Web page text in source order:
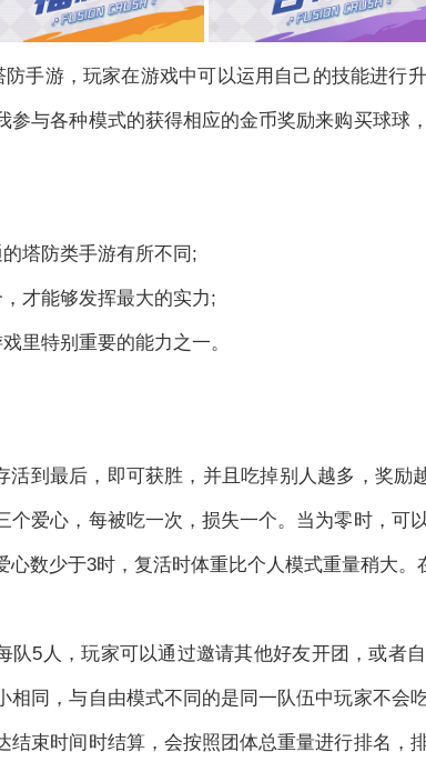
手游，玩家在游戏中可以运用自己的技能进行
参与各种模式的获得相应的金币奖励来购买球球
塔防类手游有所不同;
才能够发挥最大的实力;
特别重要的能力之一。
到最后，即可获胜，并且吃掉别人越多，奖励
个爱心，每被吃一次，损失一个。当为零时，可
数少于3时，复活时体重比个人模式重量稍大。
5人，玩家可以通过邀请其他好友开团，或者
相同，与自由模式不同的是同一队伍中玩家不会
结束时间时结算，会按照团体总重量进行排名，